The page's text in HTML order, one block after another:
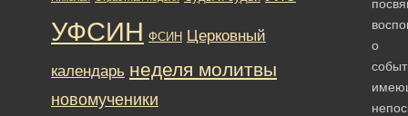
о
УФСИН ФСИН Церковный
календарь неделя молитвы
новомученики